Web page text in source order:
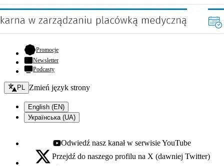
Promocje- otwiera się w nowej karcie
Newsletter
Podcasty
Zmień język - bieżący:
PL Zmień język strony
English (EN)
Українська (UA)
Youtube - otwiera się w nowej karcie
Odwiedź nasz kanał w serwisie YouTube
X - otwiera się w nowej karcie
Przejdź do naszego profilu na X (dawniej Twitter)